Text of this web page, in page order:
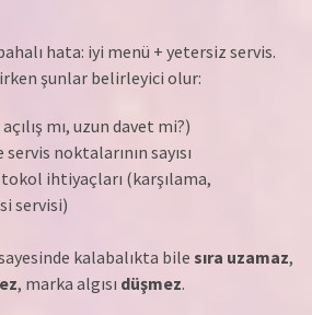
hata: iyi menü + yetersiz servis.
şunlar belirleyici olur:
mı, uzun davet mi?)
noktalarının sayısı
ihtiyaçları (karşılama,
servisi)
kalabalıkta bile sıra uzamaz,
, marka algısı düşmez.